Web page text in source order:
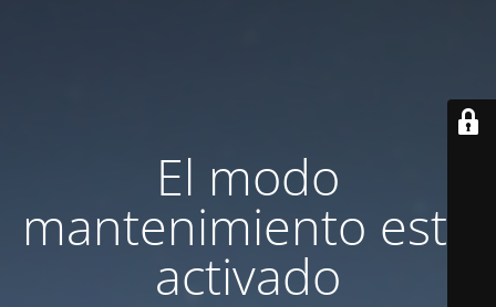
El modo
mantenimiento está
activado